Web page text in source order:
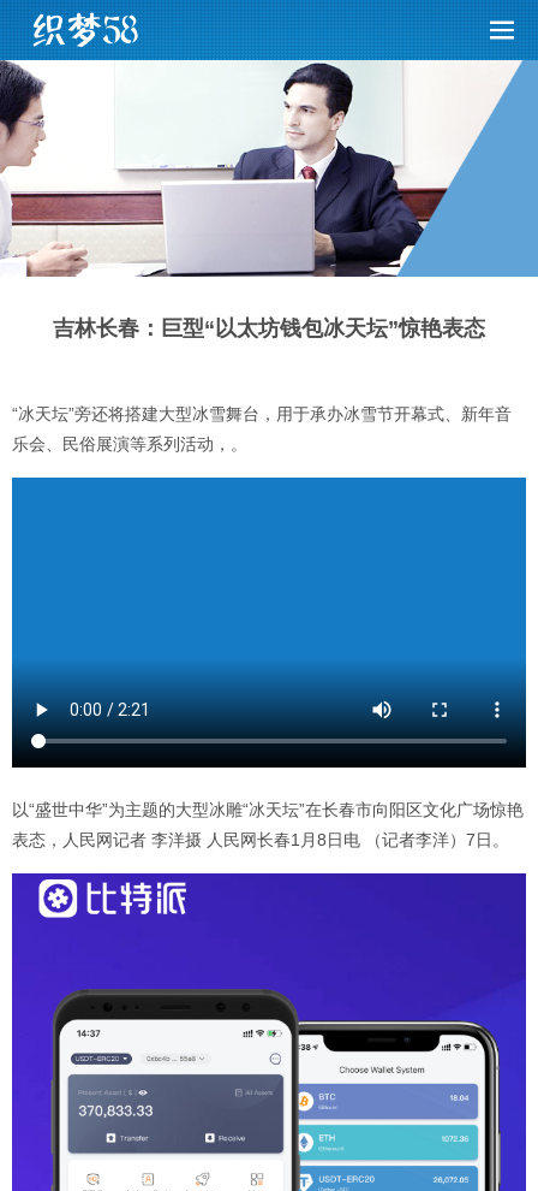
吉林长春：巨型“以太坊钱包冰天坛”惊艳表态
“冰天坛”旁还将搭建大型冰雪舞台，用于承办冰雪节开幕式、新年音
乐会、民俗展演等系列活动，。
以“盛世中华”为主题的大型冰雕“冰天坛”在长春市向阳区文化广场惊艳
表态，人民网记者 李洋摄 人民网长春1月8日电 （记者李洋）7日。